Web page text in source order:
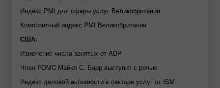
Индекс PMI для сферы услуг Великобритании
Композитный индекс PMI Великобритании
США:
Изменение числа занятых от ADP
Член FOMC Майкл С. Барр выступит с речью
Индекс деловой активности в секторе услуг от ISM